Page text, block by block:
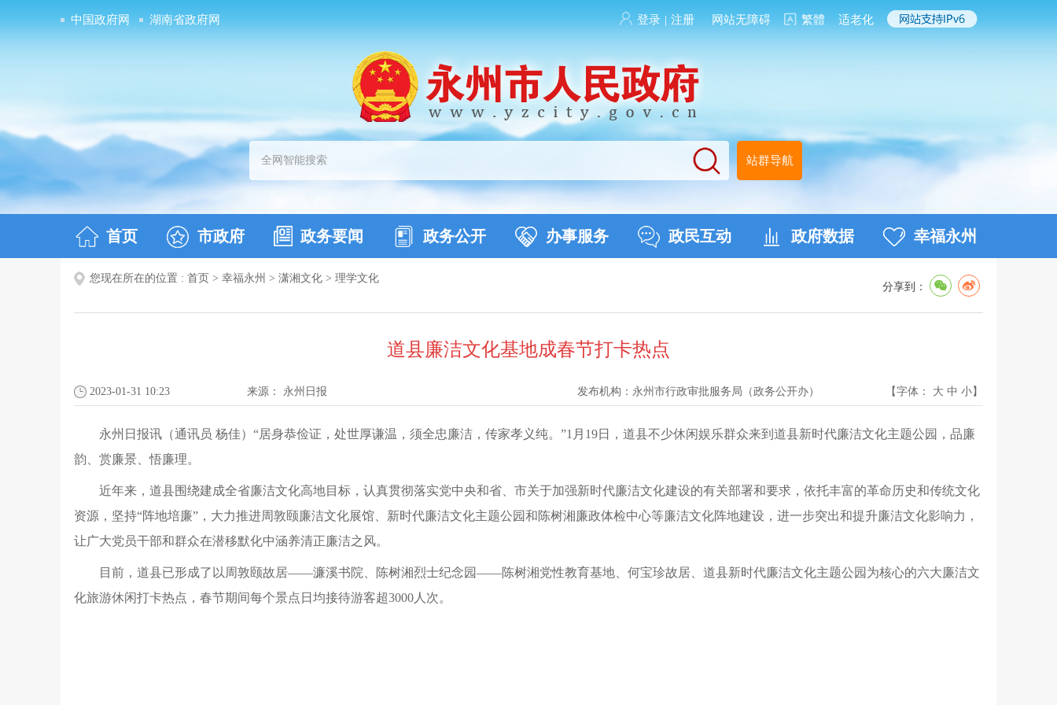
中国政府网 湖南省政府网 登录 | 注册 网站无障碍 繁體 适老化
站群导航
首页 市政府 政务要闻 政务公开 办事服务 政民互动 政府数据 幸福永州
您现在所在的位置 : 首页 > 幸福永州 > 潇湘文化 > 理学文化
分享到：
道县廉洁文化基地成春节打卡热点
2023-01-31 10:23 来源： 永州日报 发布机构： 永州市行政审批服务局（政务公开办） 【字体： 大 中 小】
永州日报讯（通讯员 杨佳）“居身恭俭证，处世厚谦温，须全忠廉洁，传家孝义纯。”1月19日，道县不少休闲娱乐群众来到道县新时代廉洁文化主题公园，品廉
韵、赏廉景、悟廉理。
近年来，道县围绕建成全省廉洁文化高地目标，认真贯彻落实党中央和省、市关于加强新时代廉洁文化建设的有关部署和要求，依托丰富的革命历史和传统文化
资源，坚持“阵地培廉”，大力推进周敦颐廉洁文化展馆、新时代廉洁文化主题公园和陈树湘廉政体检中心等廉洁文化阵地建设，进一步突出和提升廉洁文化影响力，
让广大党员干部和群众在潜移默化中涵养清正廉洁之风。
目前，道县已形成了以周敦颐故居——濂溪书院、陈树湘烈士纪念园——陈树湘党性教育基地、何宝珍故居、道县新时代廉洁文化主题公园为核心的六大廉洁文
化旅游休闲打卡热点，春节期间每个景点日均接待游客超3000人次。